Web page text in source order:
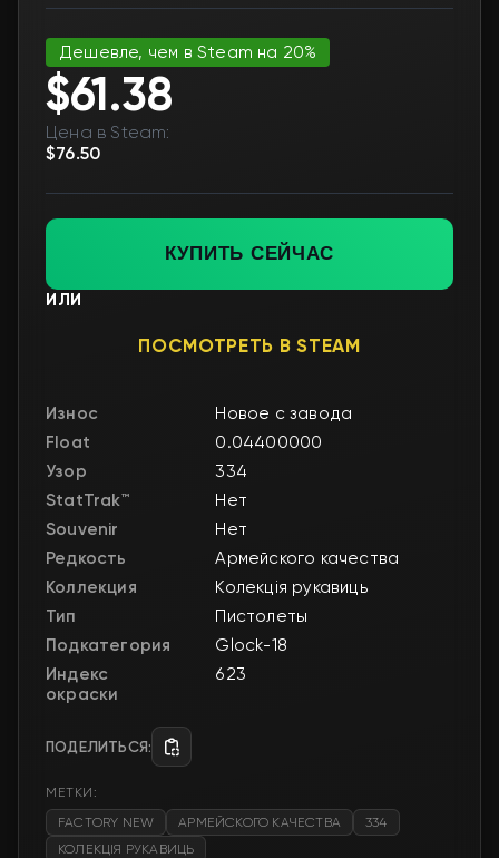
Дешевле, чем в Steam на 20%
$61.38
Цена в Steam:
$76.50
КУПИТЬ СЕЙЧАС
ИЛИ
ПОСМОТРЕТЬ В STEAM
Износ
Новое с завода
Float
0.04400000
Узор
334
StatTrak™
Нет
Souvenir
Нет
Редкость
Армейского качества
Коллекция
Колекція рукавиць
Тип
Пистолеты
Подкатегория
Glock-18
Индекс
окраски
623
ПОДЕЛИТЬСЯ:
МЕТКИ:
FACTORY NEW
АРМЕЙСКОГО КАЧЕСТВА
334
КОЛЕКЦІЯ РУКАВИЦЬ